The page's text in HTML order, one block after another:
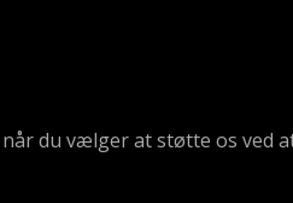
du vælger at støtte os ved